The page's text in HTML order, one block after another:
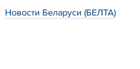
Новости Беларуси (БЕЛТА)